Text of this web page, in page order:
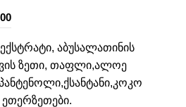
ექსტრატი, აბუსალათინის
ზეთი, თაფლი,ალოე